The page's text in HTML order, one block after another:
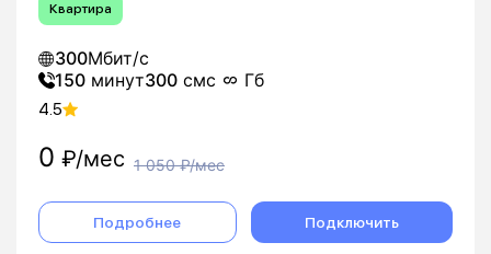
Квартира
300Мбит/с
150 минут300 смс Гб
4.5
0 ₽/мес 1 050₽/мес
Подробнее Подключить